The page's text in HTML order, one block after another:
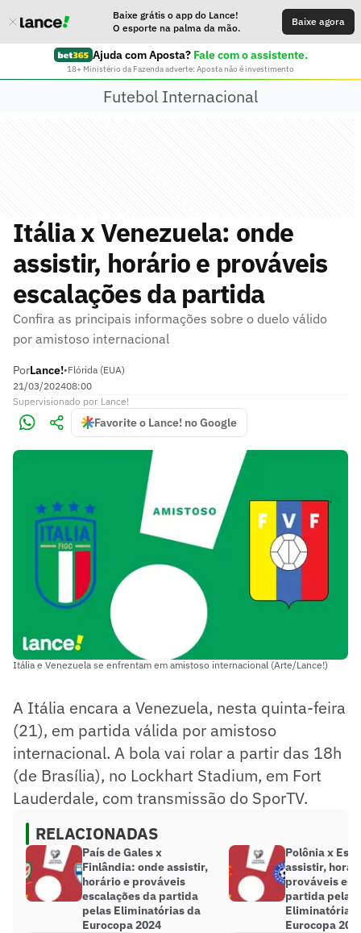
Baixe grátis o app do Lance!
O esporte na palma da mão.
Baixe agora
Ajuda com Aposta? Fale com o assistente.
18+ Ministério da Fazenda adverte: Aposta não é investimento
Futebol Internacional
Itália x Venezuela: onde
assistir, horário e prováveis
escalações da partida
Confira as principais informações sobre o duelo válido
por amistoso internacional
PorLance!•Flórida (EUA)
21/03/202408:00
Supervisionado por Lance!
Favorite o Lance! no Google
Itália e Venezuela se enfrentam em amistoso internacional (Arte/Lance!)
A Itália encara a Venezuela, nesta quinta-feira
(21), em partida válida por amistoso
internacional. A bola vai rolar a partir das 18h
(de Brasília), no Lockhart Stadium, em Fort
Lauderdale, com transmissão do SporTV.
RELACIONADAS
País de Gales x
Finlândia: onde assistir,
horário e prováveis
escalações da partida
pelas Eliminatórias da
Eurocopa 2024
Polônia x
assistir,
prováveis
partida pelas
Eliminatórias
Eurocopa